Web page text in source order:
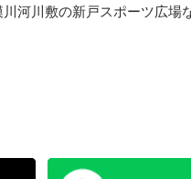
河川敷の新戸スポーツ広場